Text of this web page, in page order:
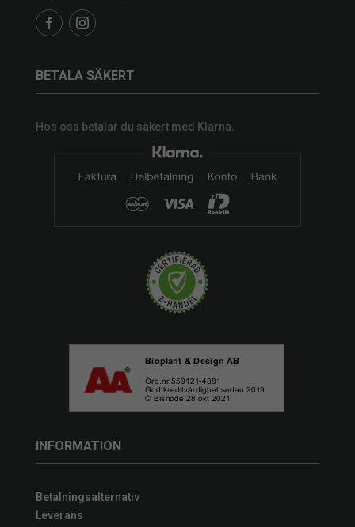
BETALA SÄKERT
Hos oss betalar du säkert med Klarna.
INFORMATION
Betalningsalternativ
Leverans